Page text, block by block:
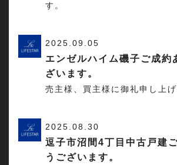
す。
2025.09.05
エンゼルハイム磯子ご成約
ざいます。
売主様、買主様に御礼申し上げ
2025.08.30
逗子市沼間4丁目中古戸建
うございます。